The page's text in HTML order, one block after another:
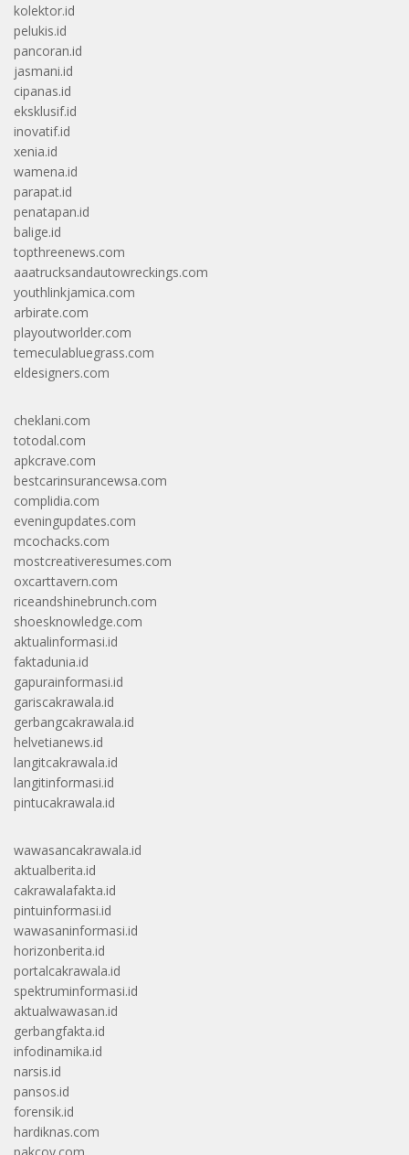
kolektor.id
pelukis.id
pancoran.id
jasmani.id
cipanas.id
eksklusif.id
inovatif.id
xenia.id
wamena.id
parapat.id
penatapan.id
balige.id
topthreenews.com
aaatrucksandautowreckings.com
youthlinkjamica.com
arbirate.com
playoutworlder.com
temeculabluegrass.com
eldesigners.com
cheklani.com
totodal.com
apkcrave.com
bestcarinsurancewsa.com
complidia.com
eveningupdates.com
mcochacks.com
mostcreativeresumes.com
oxcarttavern.com
riceandshinebrunch.com
shoesknowledge.com
aktualinformasi.id
faktadunia.id
gapurainformasi.id
gariscakrawala.id
gerbangcakrawala.id
helvetianews.id
langitcakrawala.id
langitinformasi.id
pintucakrawala.id
wawasancakrawala.id
aktualberita.id
cakrawalafakta.id
pintuinformasi.id
wawasaninformasi.id
horizonberita.id
portalcakrawala.id
spektruminformasi.id
aktualwawasan.id
gerbangfakta.id
infodinamika.id
narsis.id
pansos.id
forensik.id
hardiknas.com